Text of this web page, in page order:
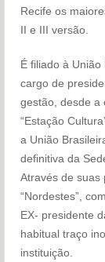
Recife os
II e III versão.
É filiado à
cargo de
gestão, desde a
“Estação
a União
definitiva da
Através de suas
“Nordestes”,
EX- presidente
habitual traço
instituição.